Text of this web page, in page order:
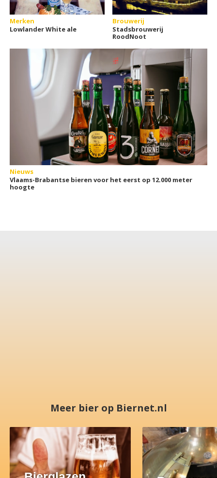
Merken
Lowlander White ale
Brouwerij
Stadsbrouwerij
RoodNoot
Nieuws
Vlaams-Brabantse bieren voor het eerst op 12.000 meter
hoogte
Meer bier op Biernet.nl